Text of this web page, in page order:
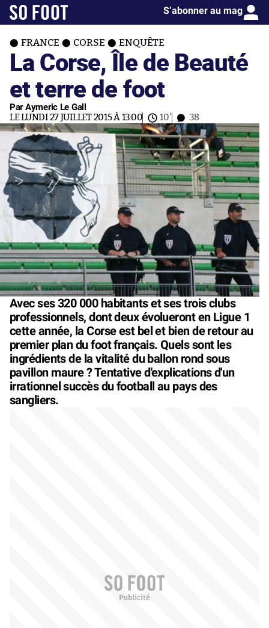
S’abonner au mag
FRANCE CORSE ENQUÊTE
La Corse, Île de Beauté
et terre de foot
Par Aymeric Le Gall
LE LUNDI 27 JUILLET 2015 À 13:00 10' 38
Avec ses 320 000 habitants et ses trois clubs
professionnels, dont deux évolueront en Ligue 1
cette année, la Corse est bel et bien de retour au
premier plan du foot français. Quels sont les
ingrédients de la vitalité du ballon rond sous
pavillon maure ? Tentative d'explications d'un
irrationnel succès du football au pays des
sangliers.